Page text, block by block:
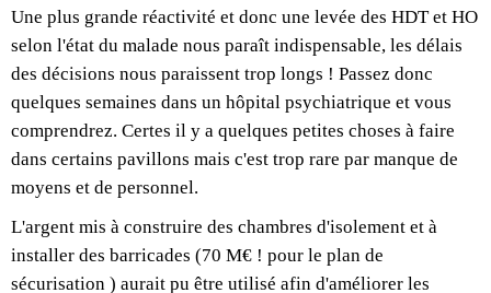
Une plus grande réactivité et donc une levée des HDT et HO
selon l'état du malade nous paraît indispensable, les délais
des décisions nous paraissent trop longs ! Passez donc
quelques semaines dans un hôpital psychiatrique et vous
comprendrez. Certes il y a quelques petites choses à faire
dans certains pavillons mais c'est trop rare par manque de
moyens et de personnel.
L'argent mis à construire des chambres d'isolement et à
installer des barricades (70 M€ ! pour le plan de
sécurisation ) aurait pu être utilisé afin d'améliorer les